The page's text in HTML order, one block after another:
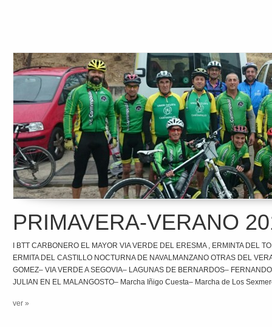
PRIMAVERA-VERANO
I BTT CARBONERO EL MAYOR VIA VERDE DEL ERESMA , ERMINTA DEL
ERMITA DEL CASTILLO NOCTURNA DE NAVALMANZANO OTRAS DEL
GOMEZ– VIA VERDE A SEGOVIA– LAGUNAS DE BERNARDOS–
JULIAN EN EL MALANGOSTO– Marcha Iñigo Cuesta– Marcha de Los
ver »